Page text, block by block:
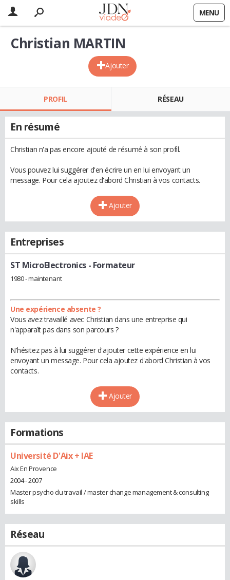
MENU
Ajouter
Christian MARTIN
PROFIL RÉSEAU
En résumé
Christian n'a pas encore ajouté de résumé à son profil.
Vous pouvez lui suggérer d'en écrire un en lui envoyant un
message. Pour cela ajoutez d'abord Christian à vos contacts.
Ajouter
Entreprises
ST MicroElectronics - Formateur
1980 - maintenant
Une expérience absente ?
Vous avez travaillé avec Christian dans une entreprise qui
n'apparaît pas dans son parcours ?
N'hésitez pas à lui suggérer d'ajouter cette expérience en lui
envoyant un message. Pour cela ajoutez d'abord Christian à vos
contacts.
Ajouter
Formations
Université D'Aix + IAE
Aix En Provence
2004 - 2007
Master psycho du travail / master change management & consulting
skills
Réseau